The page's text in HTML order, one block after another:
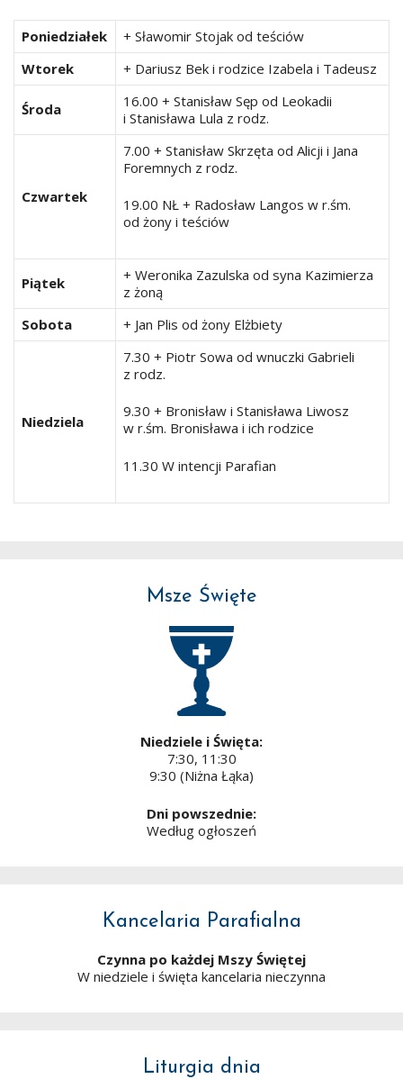
Poniedziałek
+ Sławomir Stojak od teściów
Wtorek
+ Dariusz Bek i rodzice Izabela i Tadeusz
Środa
16.00 + Stanisław Sęp od Leokadii
i Stanisława Lula z rodz.
Czwartek
7.00 + Stanisław Skrzęta od Alicji i Jana
Foremnych z rodz.
19.00 NŁ + Radosław Langos w r.śm.
od żony i teściów
Piątek
+ Weronika Zazulska od syna Kazimierza
z żoną
Sobota
+ Jan Plis od żony Elżbiety
Niedziela
7.30 + Piotr Sowa od wnuczki Gabrieli
z rodz.
9.30 + Bronisław i Stanisława Liwosz
w r.śm. Bronisława i ich rodzice
11.30 W intencji Parafian
Msze Święte
Niedziele i Święta:
7:30, 11:30
9:30 (Niżna Łąka)
Dni powszednie:
Według ogłoszeń
Kancelaria Parafialna
Czynna po każdej Mszy Świętej
W niedziele i święta kancelaria nieczynna
Liturgia dnia